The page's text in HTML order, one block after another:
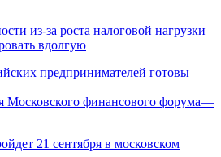
из-за роста налоговой нагрузки
вдолгую
Московского финансового форума—
21 сентября в московском